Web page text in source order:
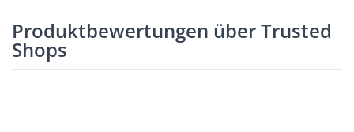
Produktbewertungen über Trusted
Shops